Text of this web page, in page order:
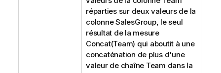
réparties sur deux valeurs de la
colonneSalesGroup, le seul
résultat de la mesure
Concat(Team) qui aboutit à une
concaténation de plus d'une
valeur de chaîne Team dans la